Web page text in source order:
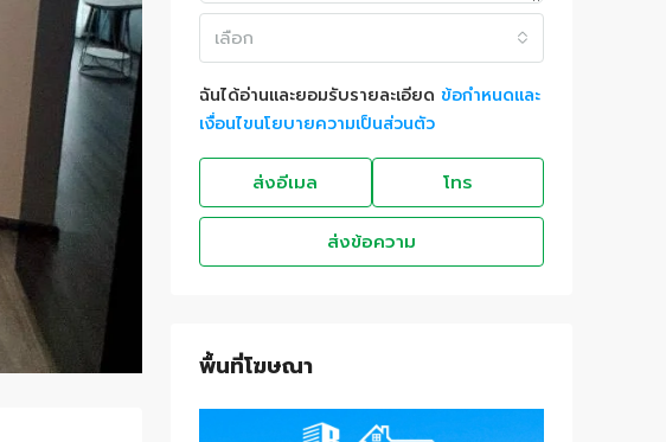
เลือก
ฉันได้อ่านและยอมรับรายละเอียด ข้อกำหนดและ
เงื่อนไขนโยบายความเป็นส่วนตัว
ส่งอีเมล โทร
ส่งข้อความ
พื้นที่โฆษณา